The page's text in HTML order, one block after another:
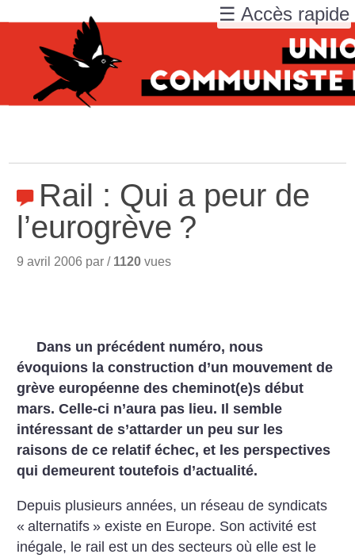
Rail : Qui a peur de
l’eurogrève ?
9 avril 2006 par / 1120 vues
Dans un précédent numéro, nous
évoquions la construction d’un mouvement de
grève européenne des cheminot(e)s début
mars. Celle-ci n’aura pas lieu. Il semble
intéressant de s’attarder un peu sur les
raisons de ce relatif échec, et les perspectives
qui demeurent toutefois d’actualité.
Depuis plusieurs années, un réseau de syndicats
« alternatifs » existe en Europe. Son activité est
inégale, le rail est un des secteurs où elle est le
☰ Accès rapide